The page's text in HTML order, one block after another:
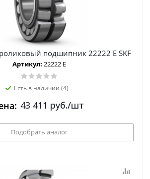
подшипник 22222 E SKF
Артикул: 22222 E
Есть в наличии (4)
43 411 руб./шт
Подобрать аналог